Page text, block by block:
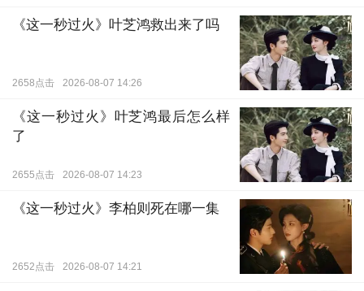
《这一秒过火》叶芝鸿救出来了吗
2658点击 2026-08-07 14:26
《这一秒过火》叶芝鸿最后怎么样
了
2655点击 2026-08-07 14:23
《这一秒过火》李柏则死在哪一集
2652点击 2026-08-07 14:21